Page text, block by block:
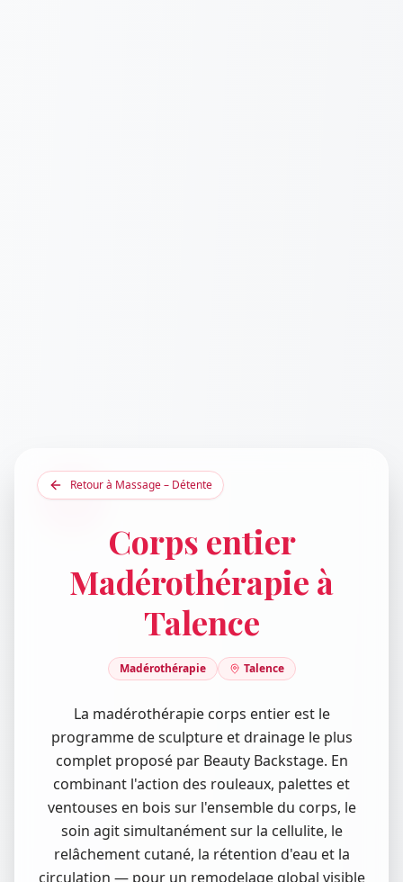
Retour à Massage – Détente
Corps entier
Madérothérapie à
Talence
Madérothérapie Talence
La madérothérapie corps entier est le
programme de sculpture et drainage le plus
complet proposé par Beauty Backstage. En
combinant l'action des rouleaux, palettes et
ventouses en bois sur l'ensemble du corps, le
soin agit simultanément sur la cellulite, le
relâchement cutané, la rétention d'eau et la
circulation — pour un remodelage global visible